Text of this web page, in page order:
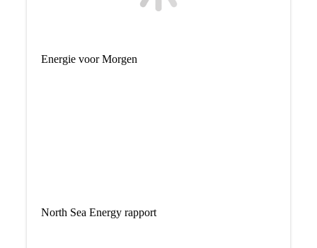
Energie voor Morgen
North Sea Energy rapport